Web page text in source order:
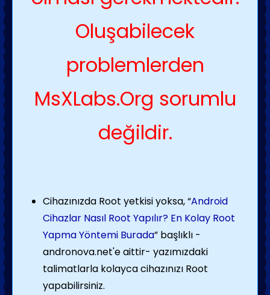
Oluşabilecek
problemlerden
MsXLabs.Org sorumlu
değildir.
Cihazınızda Root yetkisi yoksa, “Android
Cihazlar Nasıl Root Yapılır? En Kolay Root
Yapma Yöntemi Burada” başlıklı -
andronova.net'e aittir- yazımızdaki
talimatlarla kolayca cihazınızı Root
yapabilirsiniz.